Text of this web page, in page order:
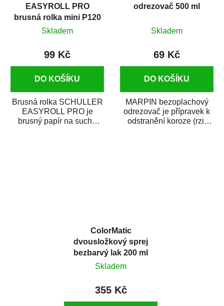
EASYROLL PRO
brusná rolka mini P120
Skladem
99 Kč
DO KOŠÍKU
Brusná rolka SCHULLER
EASYROLL PRO je
brusný papír na suché
odrezovač 500 ml
Skladem
69 Kč
DO KOŠÍKU
MARPIN bezoplachový
odrezovač je přípravek k
odstranění koroze (rzi)
ColorMatic
dvousložkový sprej
bezbarvý lak 200 ml
Skladem
355 Kč